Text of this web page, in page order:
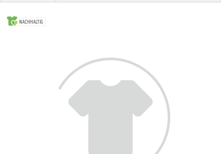
NACHHALTIG